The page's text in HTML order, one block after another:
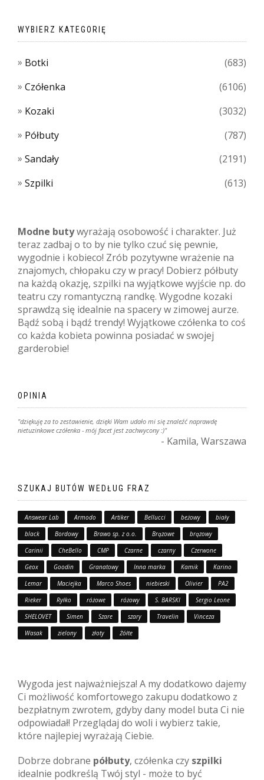
WYBIERZ KATEGORIĘ
Botki
(683)
Czółenka
(6106)
Kozaki
(3032)
Półbuty
(787)
Sandały
(2191)
Szpilki
(613)
Modne butywyrażają osobowość i charakter. Już
teraz zadbaj o to by nie tylko czuć się pewnie,
wygodnie i kobieco! Zrób pozytywne wrażenie na
znajomych, chłopaku czy w pracy! Dobierz półbuty
na każdą okazję, szpilki na wyjątkowe wyjście np. do
teatru czy romantyczną randkę. Wygodne kozaki
sprawdzą się idealnie na spacery w zimowej aurze.
Bądź sobą i bądź trendy! Wyjątkowe czółenka to coś
co każda kobieta powinna posiadać w swojej
garderobie!
OPINIA
"dziękuję za to zestawienie, dzięki Wam udało mi się znaleźć naprawdę
nietuzinkowe czółenka - mój facet jest zachwycony :)"
- Kamila, Warszawa
SZUKAJ BUTÓW WEDŁUG FRAZ
Answear Lab Armodo Artiker Bellucci beżowy
biały
black
Bordowy Brawo sp. z o.o. Brązowe
brązowy
Carinii
CheBello CMP Czarne czarny
Czerwone
Geox
Goodin Granatowy Inna marka Kamik
Karino
Lemar
Maciejka Marco Shoes niebieski Olivier
PA2
Rieker
Ryłko różowe różowy S. BARSKI
Sergio Leone
SHELOVET
Simen Szare szary Travelin
Vinceza
Wasak
zielony złoty Żółte
Wygoda jest najważniejsza! A my dodatkowo dajemy
Ci możliwość komfortowego zakupu dodatkowo z
bezpłatnym zwrotem, gdyby dany model buta Ci nie
odpowiadał! Przeglądaj do woli i wybierz takie,
które najlepiej wyrażają Ciebie.
Dobrze dobrane półbuty, czółenka czy szpilki
idealnie podkreślą Twój styl - może to być